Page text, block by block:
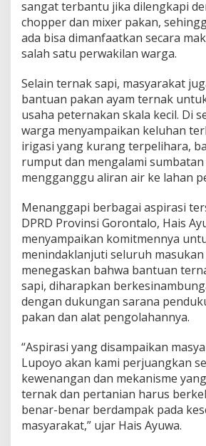
sangat terbantu jika dilengkapi
chopper dan mixer pakan,
ada bisa dimanfaatkan secara
salah satu perwakilan warga.
Selain ternak sapi, masyarakat
bantuan pakan ayam ternak
usaha peternakan skala kecil. Di
warga menyampaikan keluhan
irigasi yang kurang terpelihara,
rumput dan mengalami
mengganggu aliran air ke lahan
Menanggapi berbagai aspirasi
DPRD Provinsi Gorontalo, Hais
menyampaikan komitmennya
menindaklanjuti seluruh masukan
menegaskan bahwa bantuan
sapi, diharapkan
dengan dukungan sarana
pakan dan alat pengolahannya.
“Aspirasi yang disampaikan
Lupoyo akan kami perjuangkan
kewenangan dan mekanisme
ternak dan pertanian harus
benar-benar berdampak pada
masyarakat,” ujar Hais Ayuwa.